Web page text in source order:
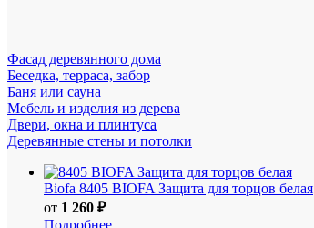
Фасад деревянного дома
Беседка, терраса, забор
Баня или сауна
Мебель и изделия из дерева
Двери, окна и плинтуса
Деревянные стены и потолки
Biofa 8405 BIOFA Защита для торцов белая
от 1 260 ₽
Подробнее